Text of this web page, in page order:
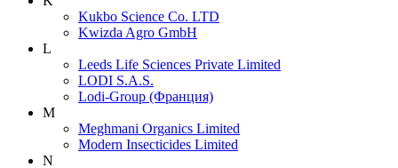
Kukbo Science Co. LTD
Kwizda Agro GmbH
L
Leeds Life Sciences Private Limited
LODI S.A.S.
Lodi-Group (Франция)
M
Meghmani Organics Limited
Modern Insecticides Limited
N